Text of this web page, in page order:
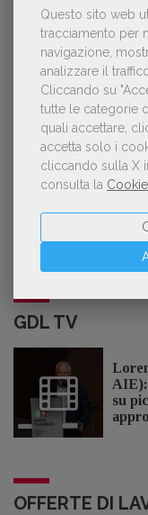
Questo sito web
tracciamento per
navigazione,
analizzare il
Cliccando su
tutte le categorie
quali accettare,
accetta solo i
cliccando sulla X
consulta la
In collaborazione
POLTRONE
GDL TV
su
OFFERTE DI